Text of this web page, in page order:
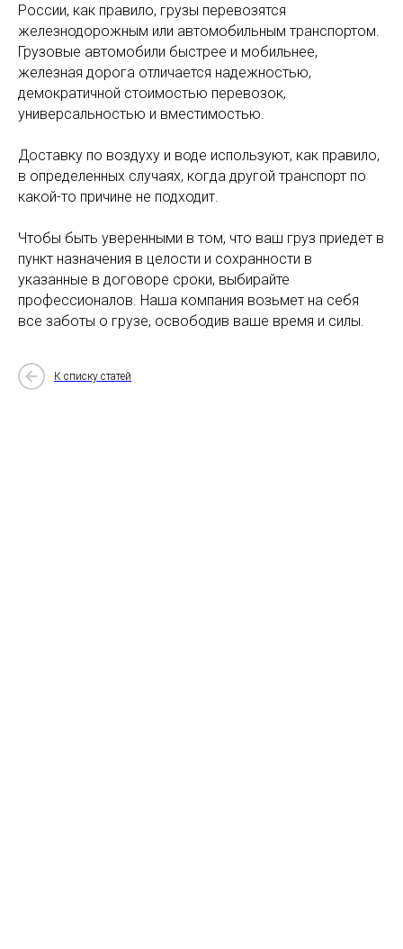
России, как правило, грузы перевозятся
железнодорожным или автомобильным транспортом.
Грузовые автомобили быстрее и мобильнее,
железная дорога отличается надежностью,
демократичной стоимостью перевозок,
универсальностью и вместимостью.
Доставку по воздуху и воде используют, как правило,
в определенных случаях, когда другой транспорт по
какой-то причине не подходит.
Чтобы быть уверенными в том, что ваш груз приедет в
пункт назначения в целости и сохранности в
указанные в договоре сроки, выбирайте
профессионалов. Наша компания возьмет на себя
все заботы о грузе, освободив ваше время и силы.
К списку статей